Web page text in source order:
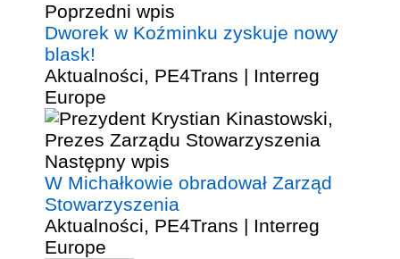
Poprzedni wpis
Dworek w Koźminku zyskuje nowy
blask!
Aktualności, PE4Trans | Interreg
Europe
Następny wpis
W Michałkowie obradował Zarząd
Stowarzyszenia
Aktualności, PE4Trans | Interreg
Europe